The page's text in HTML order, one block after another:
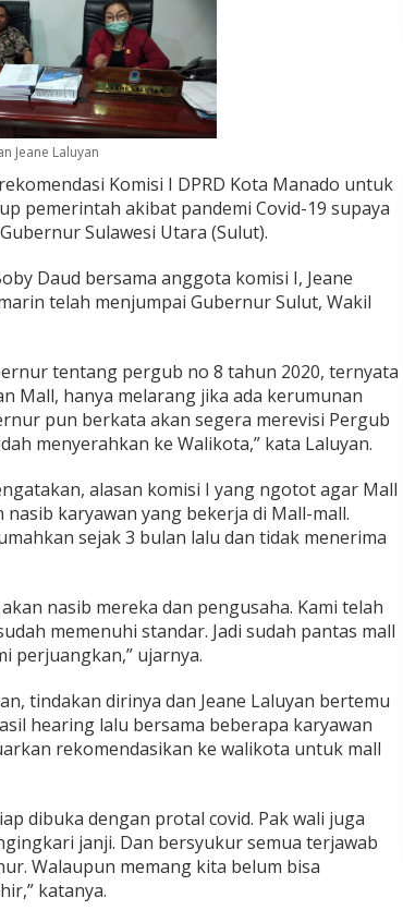
Jeane Laluyan
Komisi I DPRD Kota Manado untuk
pemerintah akibat pandemi Covid-19 supaya
Sulawesi Utara (Sulut).
Daud bersama anggota komisi I, Jeane
telah menjumpai Gubernur Sulut, Wakil
tentang pergub no 8 tahun 2020, ternyata
Mall, hanya melarang jika ada kerumunan
pun berkata akan segera merevisi Pergub
menyerahkan ke Walikota,” kata Laluyan.
alasan komisi I yang ngotot agar Mall
karyawan yang bekerja di Mall-mall.
sejak 3 bulan lalu dan tidak menerima
nasib mereka dan pengusaha. Kami telah
memenuhi standar. Jadi sudah pantas mall
perjuangkan,” ujarnya.
tindakan dirinya dan Jeane Laluyan bertemu
hearing lalu bersama beberapa karyawan
rekomendasikan ke walikota untuk mall
dibuka dengan protal covid. Pak wali juga
janji. Dan bersyukur semua terjawab
Walaupun memang kita belum bisa
katanya.